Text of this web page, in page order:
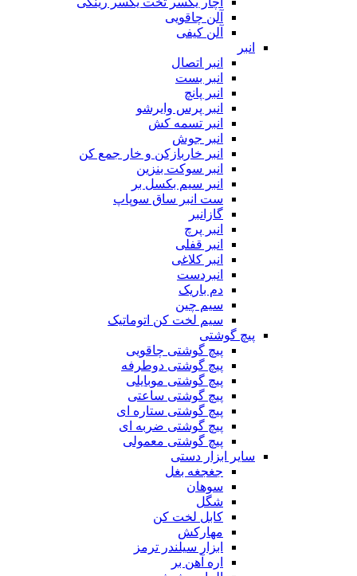
آلن چاقویی
آلن کیفی
انبر
انبر اتصال
انبر بست
انبر پانچ
انبر پرس وایرشو
انبر تسمه کش
انبر جوش
انبر خاربازکن و خار جمع کن
انبر سوکت بنزین
انبر سیم بکسل بر
ست انبر ساق سوپاپ
گازانبر
انبر پرچ
انبر قفلی
انبر کلاغی
انبردست
دم باریک
سیم چین
سیم لخت کن اتوماتیک
پیچ گوشتی
پیچ گوشتی چاقویی
پیچ گوشتی دوطرفه
پیچ گوشتی موبایلی
پیچ گوشتی ساعتی
پیچ گوشتی ستاره ای
پیچ گوشتی ضربه ای
پیچ گوشتی معمولی
سایر ابزار دستی
جغجغه بغل
سوهان
شگل
کابل لخت کن
مهارکش
ابزار سیلندر ترمز
اره آهن بر